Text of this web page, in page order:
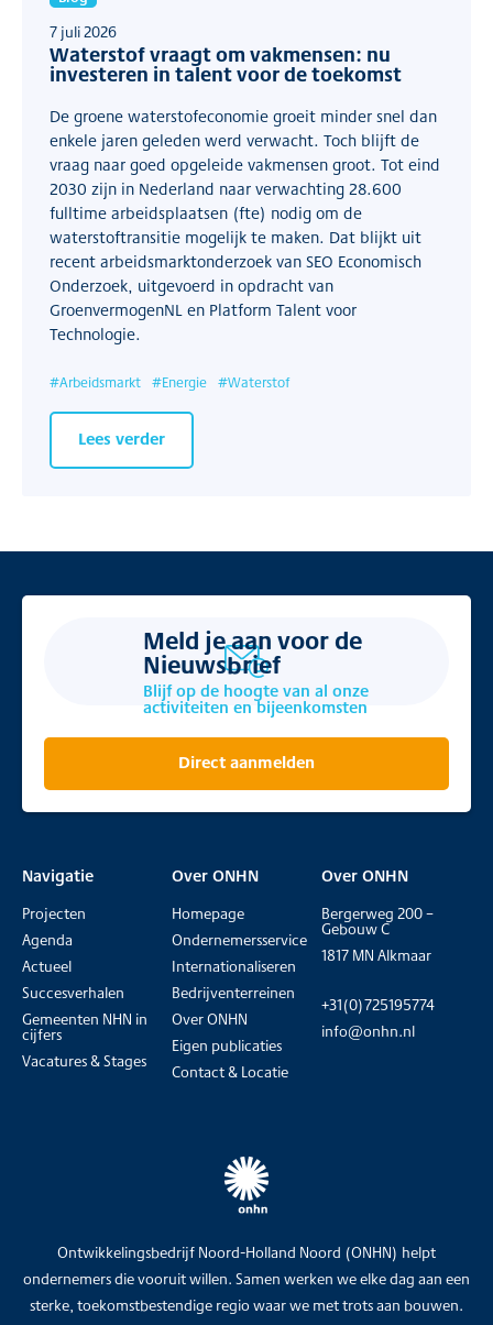
7 juli 2026
Waterstof vraagt om vakmensen: nu
investeren in talent voor de toekomst
De groene waterstofeconomie groeit minder snel dan
enkele jaren geleden werd verwacht. Toch blijft de
vraag naar goed opgeleide vakmensen groot. Tot eind
2030 zijn in Nederland naar verwachting 28.600
fulltime arbeidsplaatsen (fte) nodig om de
waterstoftransitie mogelijk te maken. Dat blijkt uit
recent arbeidsmarktonderzoek van SEO Economisch
Onderzoek, uitgevoerd in opdracht van
GroenvermogenNL en Platform Talent voor
Technologie.
#Arbeidsmarkt #Energie #Waterstof
Lees verder
Meld je aan voor de
Nieuwsbrief
Blijf op de hoogte van al onze
activiteiten en bijeenkomsten
Direct aanmelden
Ontwikkelingsbedrijf Noord-Holland Noord (ONHN) helpt
ondernemers die vooruit willen. Samen werken we elke dag aan een
sterke, toekomstbestendige regio waar we met trots aan bouwen.
Navigatie
Projecten
Agenda
Actueel
Succesverhalen
Gemeenten NHN in
cijfers
Vacatures & Stages
Over ONHN
Homepage
Ondernemersservice
Internationaliseren
Bedrijventerreinen
Over ONHN
Eigen publicaties
Contact & Locatie
Over ONHN
Bergerweg 200 –
Gebouw C
1817 MN Alkmaar
+31(0)725195774
info@onhn.nl